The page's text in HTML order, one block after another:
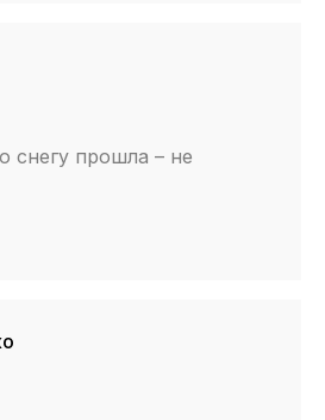
прошла – не